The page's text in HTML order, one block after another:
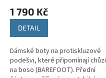
1 790 Kč
DETAIL
Dámské boty na protiskluzové
podešvi, které připomínají chůzi
na boso (BAREFOOT). Přední